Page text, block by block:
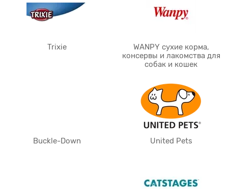
Trixie
WANPY сухие корма,
консервы и лакомства для
собак и кошек
Buckle-Down United Pets